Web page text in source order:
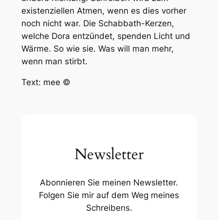
existenziellen Atmen, wenn es dies vorher
noch nicht war. Die Schabbath-Kerzen,
welche Dora entzündet, spenden Licht und
Wärme. So wie sie. Was will man mehr,
wenn man stirbt.
Text: mee ©
Newsletter
Abonnieren Sie meinen Newsletter.
Folgen Sie mir auf dem Weg meines
Schreibens.